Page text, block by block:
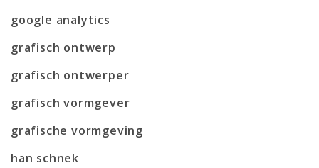
google analytics
grafisch ontwerp
grafisch ontwerper
grafisch vormgever
grafische vormgeving
han schnek